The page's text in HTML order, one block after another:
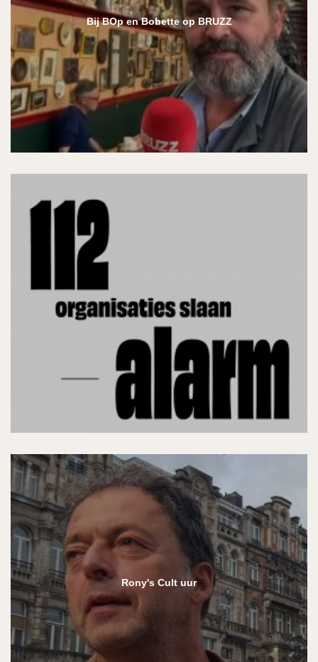
Bij BOp en Bobette op BRUZZ
Rony's Cult uur